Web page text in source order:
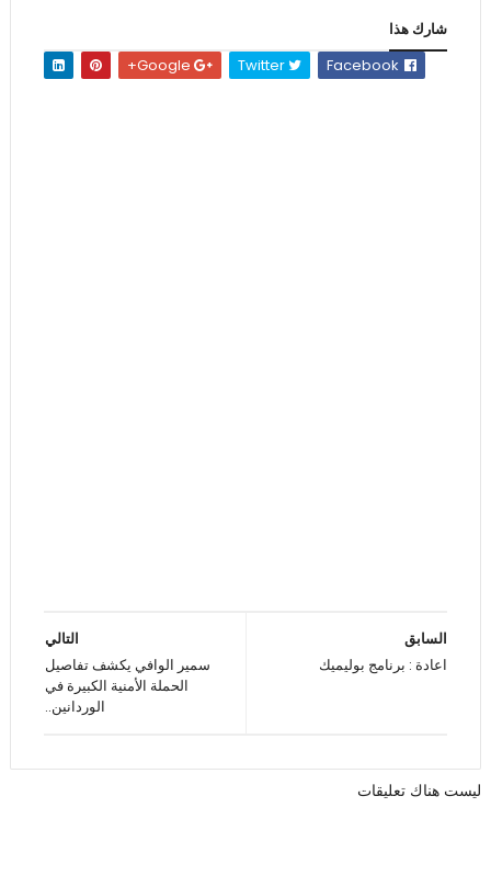
شارك هذا
Twitter
التالي
سمير الوافي يكشف تفاصيل
الحملة الأمنية الكبيرة في
الوردانين..
السابق
اعادة : برنامج بوليميك
ليست هناك تعليقات